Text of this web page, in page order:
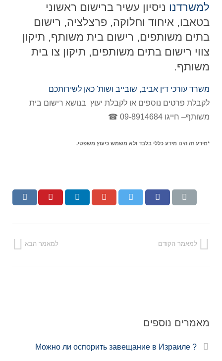
למשרדנו ניסיון עשיר ברישום ראשוני
בטאבו, איחוד וחלוקה, פרצלציה, רישום
בתים משותפים, רישום בית משותף, תיקון
צווי רישום בתים משותפים, תיקון צו בית
משותף.
משרד עורכי דין אביב, שובייב ושות' כאן לשירותכם
לקבלת פרטים נוספים או לקבלת יעוץ בנושא רישום בית
משותף– חייגו 09-8914684 ☎
*מידע זה הינו מידע כללי בלבד ולא משמש כיעוץ משפטי.
למאמר הקודם למאמר הבא
מאמרים נוספים
? Можно ли оспорить завещание в Израиле